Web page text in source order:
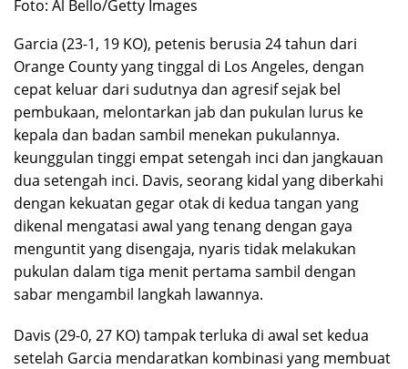
Foto: Al Bello/Getty Images
Garcia (23-1, 19 KO), petenis berusia 24 tahun dari
Orange County yang tinggal di Los Angeles, dengan
cepat keluar dari sudutnya dan agresif sejak bel
pembukaan, melontarkan jab dan pukulan lurus ke
kepala dan badan sambil menekan pukulannya.
keunggulan tinggi empat setengah inci dan jangkauan
dua setengah inci. Davis, seorang kidal yang diberkahi
dengan kekuatan gegar otak di kedua tangan yang
dikenal mengatasi awal yang tenang dengan gaya
menguntit yang disengaja, nyaris tidak melakukan
pukulan dalam tiga menit pertama sambil dengan
sabar mengambil langkah lawannya.
Davis (29-0, 27 KO) tampak terluka di awal set kedua
setelah Garcia mendaratkan kombinasi yang membuat